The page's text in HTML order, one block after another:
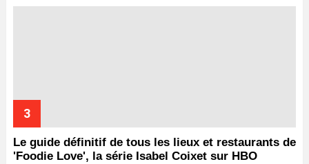
Le guide définitif de tous les lieux et restaurants de
'Foodie Love', la série Isabel Coixet sur HBO